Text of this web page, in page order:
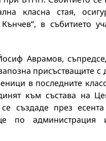
класна стая,
Кънчев“, в събитието
Аврамов,
присъстващите с
в последните
към състава на
създаде през
по